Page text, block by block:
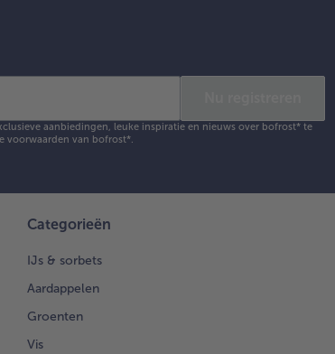
aanbiedingen, leuke inspiratie en nieuws over bofrost* te
voorwaarden van bofrost*.
Categorieën
IJs & sorbets
Aardappelen
Groenten
Vis